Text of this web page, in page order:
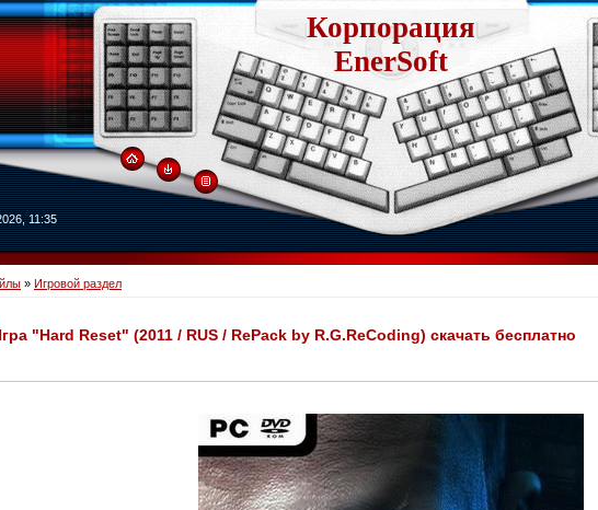
Корпорация
EnerSoft
11:35
» Игровой раздел
"Hard Reset" (2011 / RUS / RePack by R.G.ReCoding) скачать бесплатно